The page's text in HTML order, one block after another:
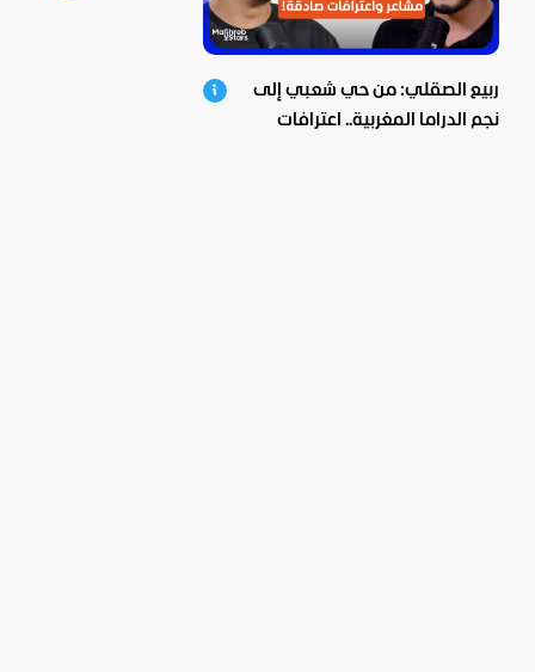
ربيع الصقلي: من حي شعبي إلى
نجم الدراما المغربية.. اعترافات